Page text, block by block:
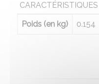
CARACTÉRISTIQUES
Poids (en kg) 0.154